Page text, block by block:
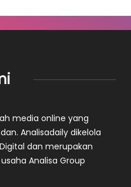
media online yang
Analisadaily dikelola
dan merupakan
Analisa Group